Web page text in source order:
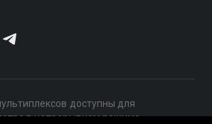
доступны для
в непрерывном режиме,